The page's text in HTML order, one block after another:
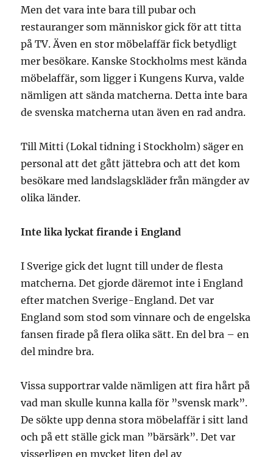
Men det vara inte bara till pubar och
restauranger som människor gick för att titta
på TV. Även en stor möbelaffär fick betydligt
mer besökare. Kanske Stockholms mest kända
möbelaffär, som ligger i Kungens Kurva, valde
nämligen att sända matcherna. Detta inte bara
de svenska matcherna utan även en rad andra.
Till Mitti (Lokal tidning i Stockholm) säger en
personal att det gått jättebra och att det kom
besökare med landslagskläder från mängder av
olika länder.
Inte lika lyckat firande i England
I Sverige gick det lugnt till under de flesta
matcherna. Det gjorde däremot inte i England
efter matchen Sverige-England. Det var
England som stod som vinnare och de engelska
fansen firade på flera olika sätt. En del bra – en
del mindre bra.
Vissa supportrar valde nämligen att fira hårt på
vad man skulle kunna kalla för ”svensk mark”.
De sökte upp denna stora möbelaffär i sitt land
och på ett ställe gick man ”bärsärk”. Det var
visserligen en mycket liten del av